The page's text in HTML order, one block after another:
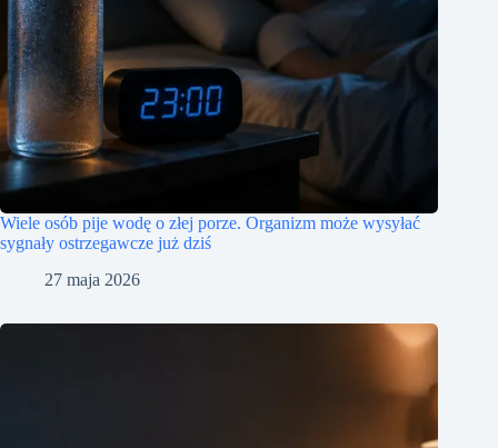
Wiele osób pije wodę o złej porze. Organizm może wysyłać
sygnały ostrzegawcze już dziś
27 maja 2026